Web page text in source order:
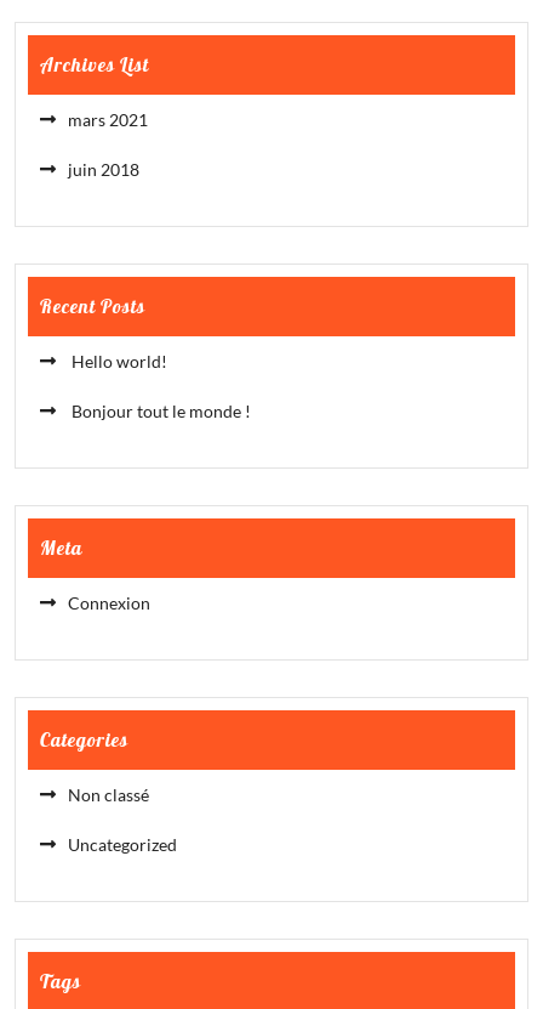
Archives List
mars 2021
juin 2018
Recent Posts
Hello world!
Bonjour tout le monde !
Meta
Connexion
Categories
Non classé
Uncategorized
Tags